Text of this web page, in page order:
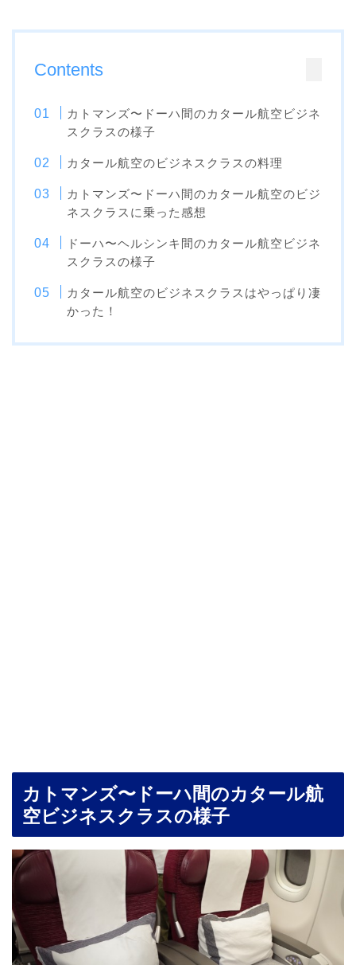
Contents
カトマンズ〜ドーハ間のカタール航空ビジネ
スクラスの様子
カタール航空のビジネスクラスの料理
カトマンズ〜ドーハ間のカタール航空のビジ
ネスクラスに乗った感想
ドーハ〜ヘルシンキ間のカタール航空ビジネ
スクラスの様子
カタール航空のビジネスクラスはやっぱり凄
かった！
カトマンズ〜ドーハ間のカタール航
空ビジネスクラスの様子